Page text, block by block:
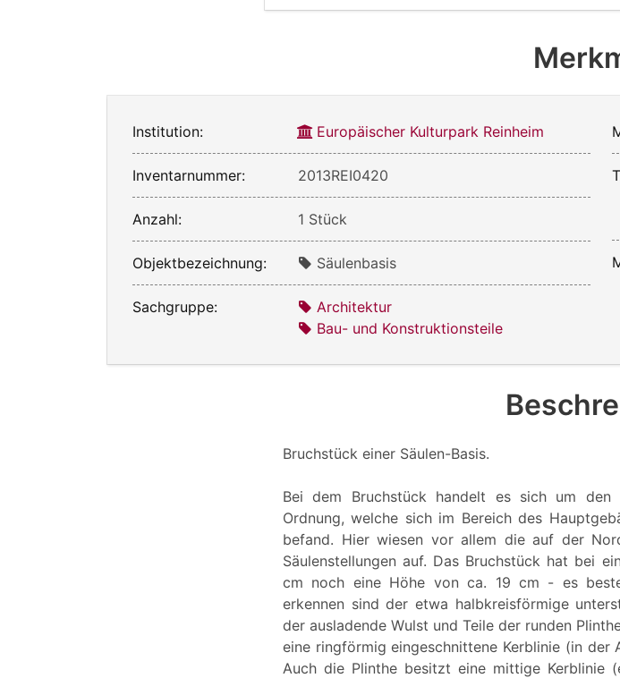
Institution: Europäischer Kulturpark Reinheim
Inventarnummer: 2013REI0420
Anzahl: 1 Stück
Objektbezeichnung: Säulenbasis
Sachgruppe:
Architektur
Bau- und Konstruktionsteile
Bruchstück einer Säulen-Basis.
Bei dem Bruchstück handelt es sich um den
Ordnung, welche sich im Bereich des
befand. Hier wiesen vor allem die auf der
Säulenstellungen auf. Das Bruchstück hat bei
cm noch eine Höhe von ca. 19 cm - es
erkennen sind der etwa halbkreisförmige
der ausladende Wulst und Teile der runden
eine ringförmig eingeschnittene Kerblinie (in
Auch die Plinthe besitzt eine mittige Kerblinie